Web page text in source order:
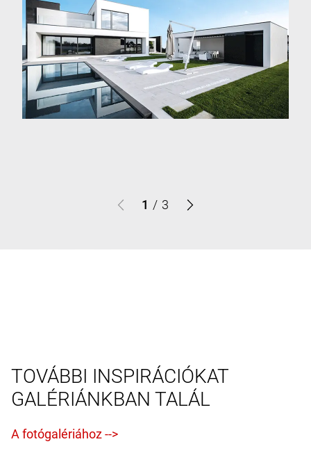
1 / 3
TOVÁBBI INSPIRÁCIÓKAT
GALÉRIÁNKBAN TALÁL